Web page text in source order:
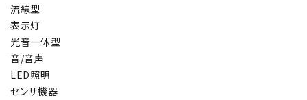
製品選定の仕方
ガイドライン
パトライトカタログ
流線型
表示灯
光音一体型
音/音声
LED照明
センサ機器